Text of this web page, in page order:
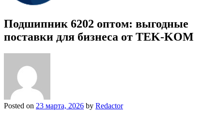
Подшипник 6202 оптом: выгодные
поставки для бизнеса от TEK-KOM
Posted on 23 марта, 2026 by Redactor